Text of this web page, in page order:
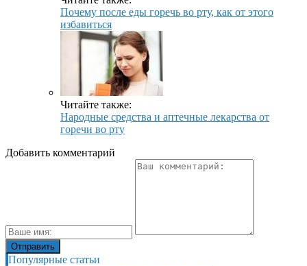
Почему после еды горечь во рту, как от этого
избавиться
Читайте также:
Народные средства и аптечные лекарства от
горечи во рту
Добавить комментарий
Популярные статьи